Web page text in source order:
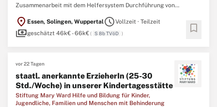
Zusammenarbeit mit dem Helfersystem Durchführung von
Fachkraft in der
Jugendhilfe/Erzieher/Heilerziehungspfleger/Sozialpädagoge
location_on Essen, Solingen, WuppertalscheduleVollzeit · Teilzeit
paymentsgeschätzt 46k€ - 66k€( S 8b TVöD ) bookmark
vor 22 Tagen
staatl. anerkannte ErzieherIn (25-30
Std./Woche) in unserer Kindertagesstätte
Stiftung Mary Ward Hilfe und Bildung für Kinder,
Jugendliche, Familien und Menschen mit Behinderung